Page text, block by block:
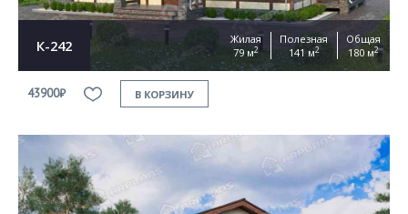
К-242
Жилая
79 м2
Полезная
141 м2
Общая
180 м2
43900₽ В КОРЗИНУ